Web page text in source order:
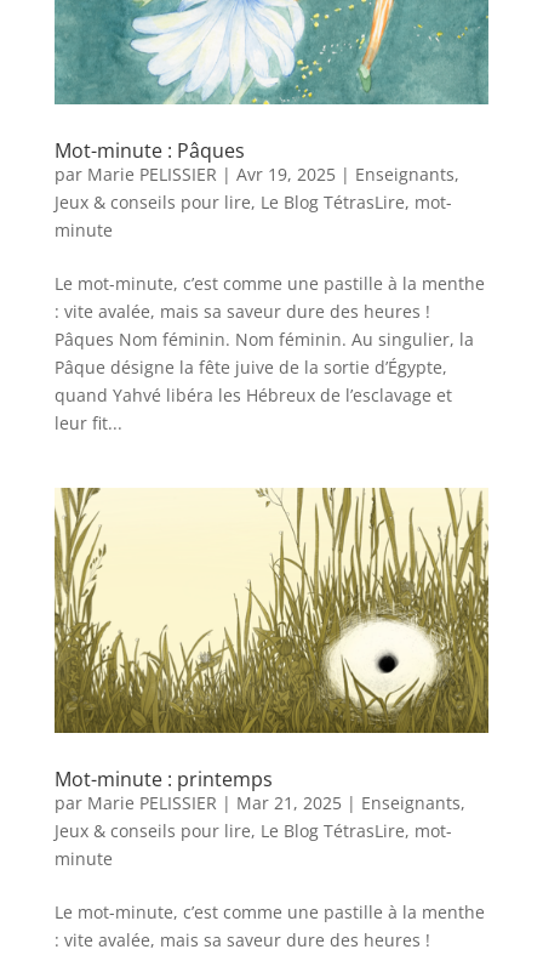
Mot-minute : Pâques
par Marie PELISSIER | Avr 19, 2025| Enseignants,
Jeux & conseils pour lire, Le Blog TétrasLire, mot-
minute
Le mot-minute, c’est comme une pastille à la menthe
: vite avalée, mais sa saveur dure des heures !
Pâques Nom féminin. Nom féminin. Au singulier, la
Pâque désigne la fête juive de la sortie d’Égypte,
quand Yahvé libéra les Hébreux de l’esclavage et
leur fit...
Mot-minute : printemps
par Marie PELISSIER | Mar 21, 2025| Enseignants,
Jeux & conseils pour lire, Le Blog TétrasLire, mot-
minute
Le mot-minute, c’est comme une pastille à la menthe
: vite avalée, mais sa saveur dure des heures !